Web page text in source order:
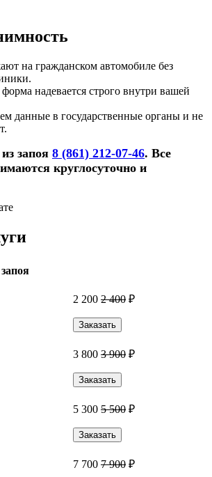
на гражданском автомобиле без
надевается строго внутри вашей
данные в государственные органы и не
запоя 8 (861) 212-07-46. Все
круглосуточно и
2 200 2 400 ₽
Заказать
3 800 3 900 ₽
Заказать
5 300 5 500 ₽
Заказать
7 700 7 900 ₽